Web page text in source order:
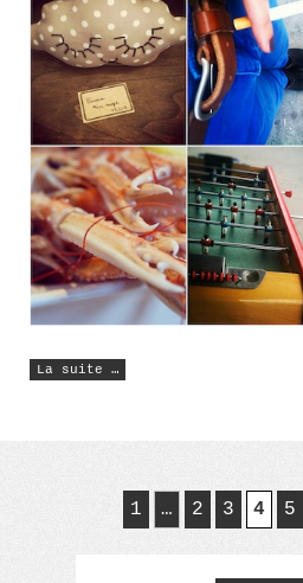
La suite …
« Instagram
#11 »
1 … 2 3 4 5